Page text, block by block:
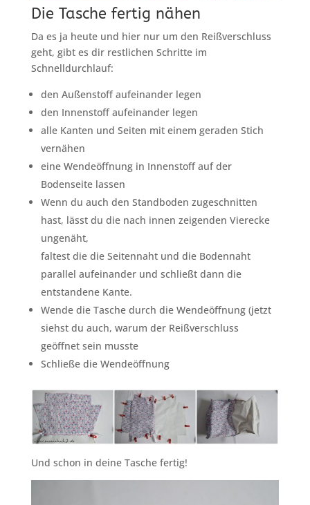
Die Tasche fertig nähen
Da es ja heute und hier nur um den Reißverschluss
geht, gibt es dir restlichen Schritte im
Schnelldurchlauf:
den Außenstoff aufeinander legen
den Innenstoff aufeinander legen
alle Kanten und Seiten mit einem geraden Stich
vernähen
eine Wendeöffnung in Innenstoff auf der
Bodenseite lassen
Wenn du auch den Standboden zugeschnitten
hast, lässt du die nach innen zeigenden Vierecke
ungenäht,
faltest die die Seitennaht und die Bodennaht
parallel aufeinander und schließt dann die
entstandene Kante.
Wende die Tasche durch die Wendeöffnung (jetzt
siehst du auch, warum der Reißverschluss
geöffnet sein musste
Schließe die Wendeöffnung
Und schon in deine Tasche fertig!